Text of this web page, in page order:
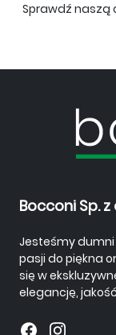
Sprawdź naszą
Bocconi Sp. z
Jesteśmy
pasji do piękna
się w
elegancję,